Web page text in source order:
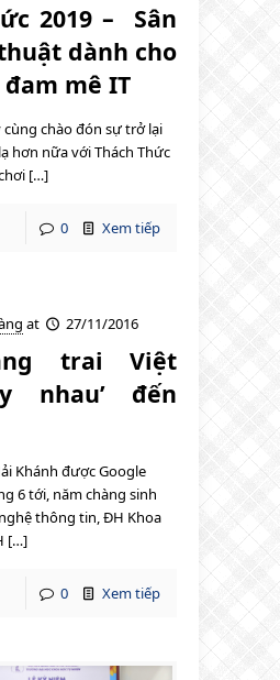
2019 – ️ Sân
dành cho
mê IT
cùng chào đón sự trở lại
hơn nữa với Thách Thức
[…]
0 Xem tiếp
at 27/11/2016
trai Việt
nhau’ đến
Khánh được Google
6 tới, năm chàng sinh
thông tin, ĐH Khoa
[…]
0 Xem tiếp